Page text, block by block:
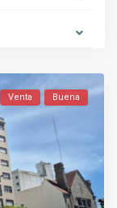
Venta Buena